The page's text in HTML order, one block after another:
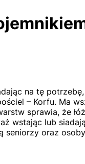
na tę
– Korfu. Ma
sprawia, że
wstając lub
seniorzy oraz